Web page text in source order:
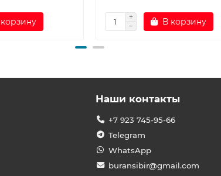
В корзину
Наши контакты
+7 923 745-95-66
Telegram
WhatsApp
buransibir@gmail.com